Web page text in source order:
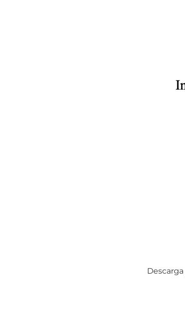
Descarga